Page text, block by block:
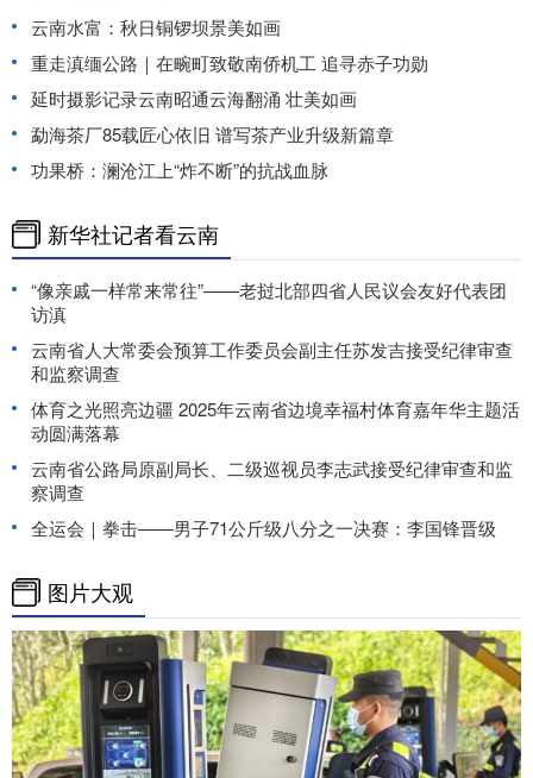
云南水富：秋日铜锣坝景美如画
重走滇缅公路｜在畹町致敬南侨机工 追寻赤子功勋
延时摄影记录云南昭通云海翻涌 壮美如画
勐海茶厂85载匠心依旧 谱写茶产业升级新篇章
功果桥：澜沧江上“炸不断”的抗战血脉
新华社记者看云南
“像亲戚一样常来常往”——老挝北部四省人民议会友好代表团
访滇
云南省人大常委会预算工作委员会副主任苏发吉接受纪律审查
和监察调查
体育之光照亮边疆 2025年云南省边境幸福村体育嘉年华主题活
动圆满落幕
云南省公路局原副局长、二级巡视员李志武接受纪律审查和监
察调查
全运会｜拳击——男子71公斤级八分之一决赛：李国锋晋级
图片大观